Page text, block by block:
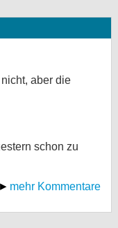
aber die
schon zu
mehr Kommentare